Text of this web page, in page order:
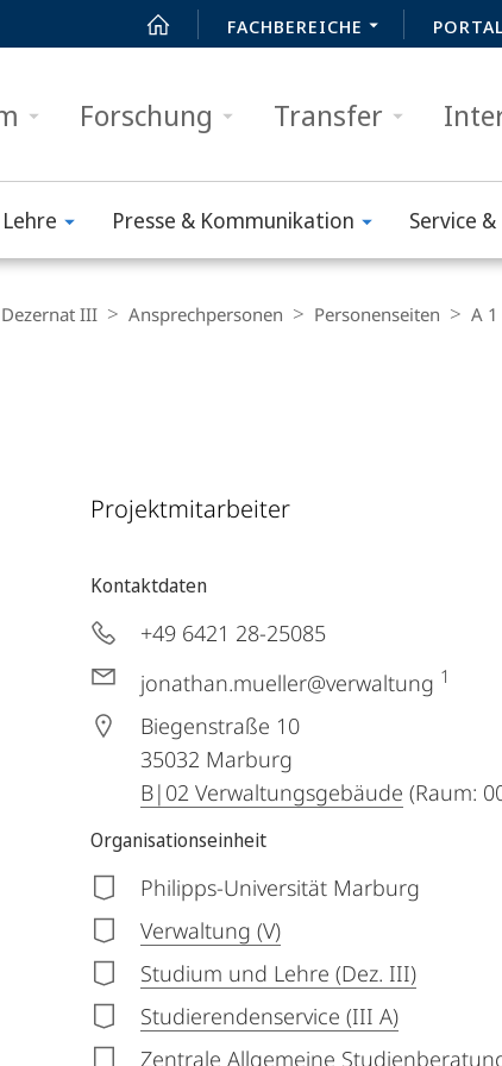
FACHBEREICHE
Forschung Transfer
Lehre Presse & Kommunikation Service
Dezernat III Ansprechpersonen Personenseiten A 1
Projektmitarbeiter
Kontaktdaten
+49 6421 28-25085
jonathan.mueller@verwaltung 1
Biegenstraße 10
35032 Marburg
B|02 Verwaltungsgebäude (Raum:
Organisationseinheit
Philipps-Universität Marburg
Verwaltung (V)
Studium und Lehre (Dez. III)
Studierendenservice (III A)
Zentrale Allgemeine